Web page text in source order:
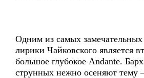
Одним из самых замечательных
лирики Чайковского является
большое глубокое Andante.
струнных нежно осеняют тему